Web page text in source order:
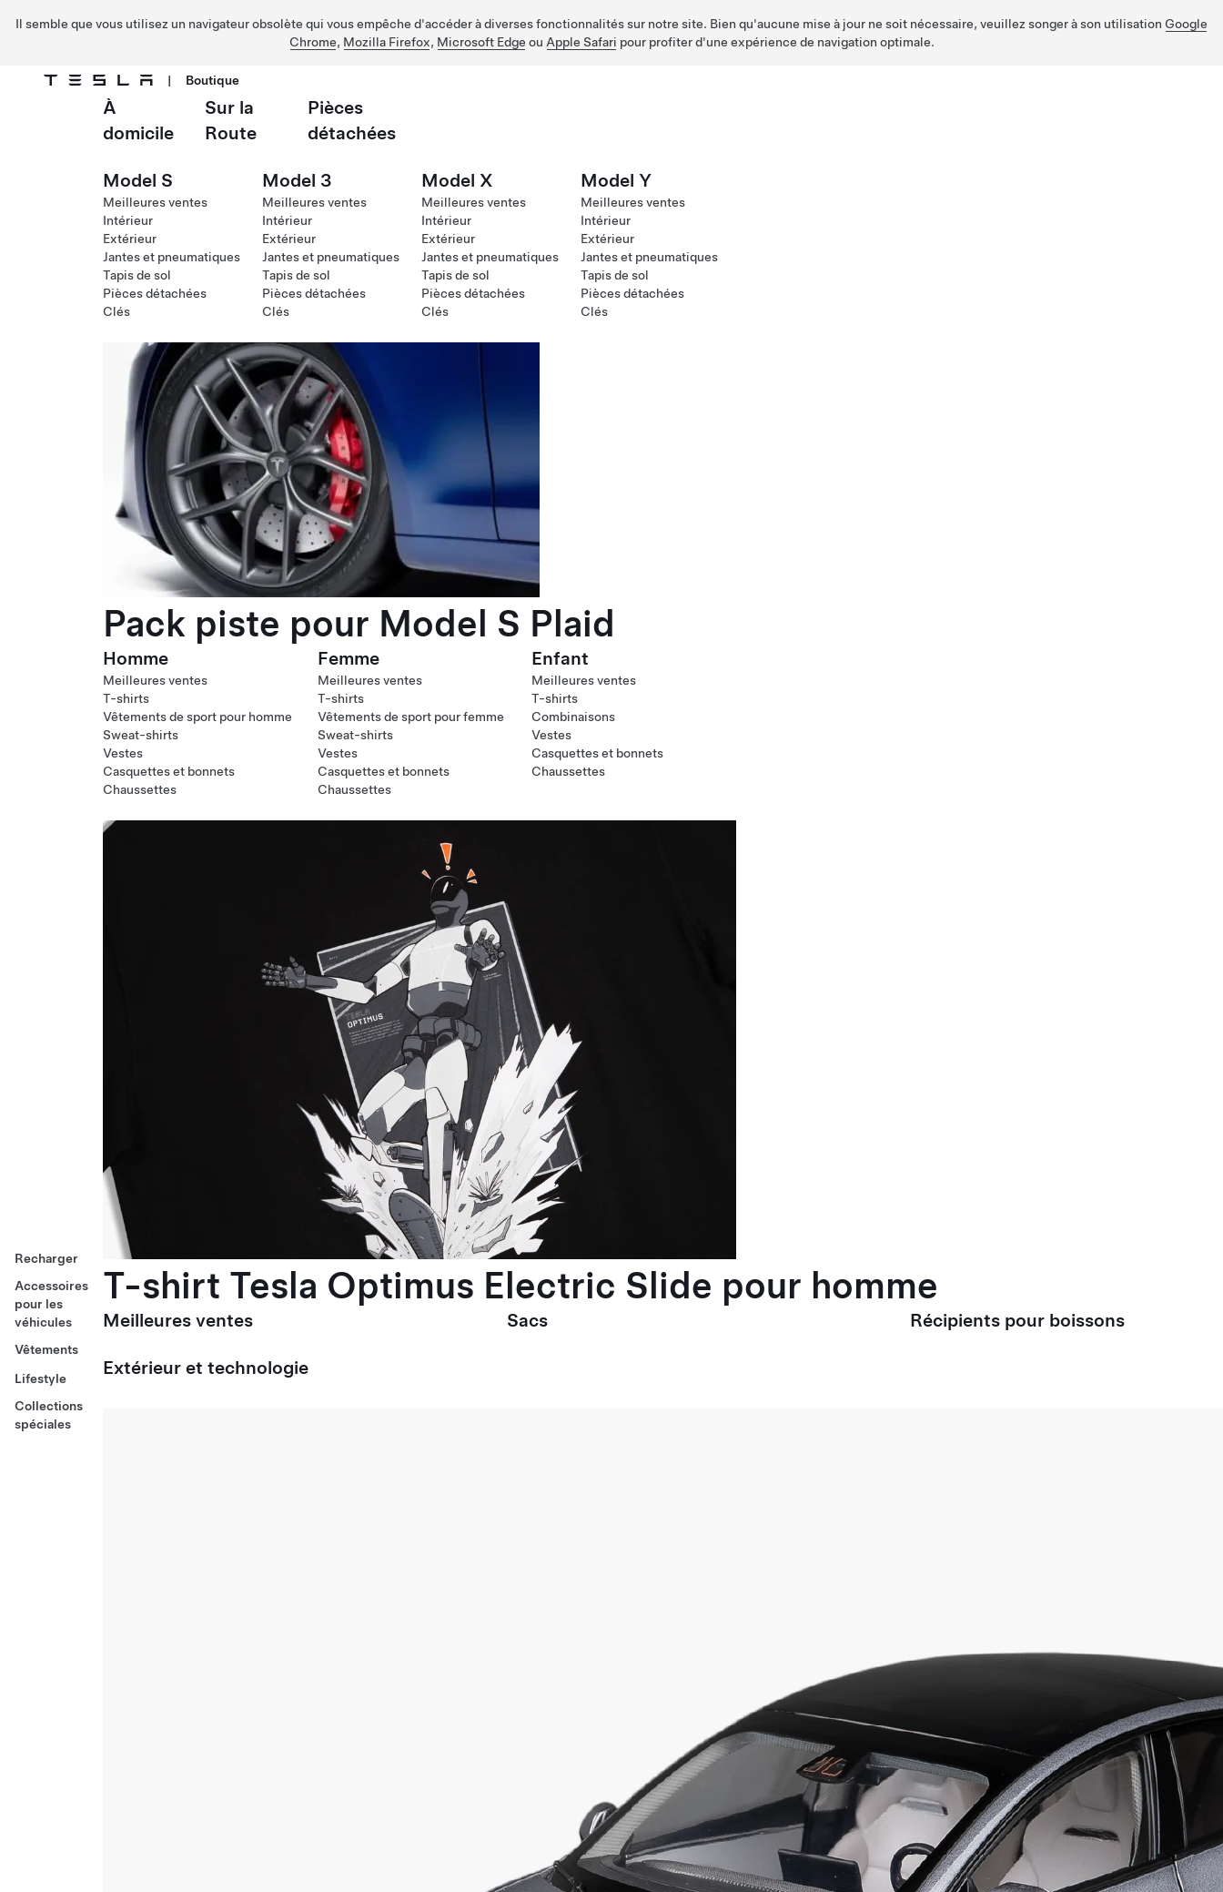
Il semble que vous utilisez un navigateur obsolète qui vous empêche d'accéder à diverses fonctionnalités sur notre site. Bien qu'aucune mise à jour ne soit nécessaire, veuillez songer à son utilisation Google
Chrome, Mozilla Firefox, Microsoft Edge ou Apple Safari pour profiter d'une expérience de navigation optimale.
Passer au contenu principal
| Boutique
Recharger
Accessoires
pour les
véhicules
Vêtements
Lifestyle
Collections
spéciales
À
domicile
Sur la
Route
Pièces
détachées
Model S
Meilleures ventes
Intérieur
Extérieur
Jantes et pneumatiques
Tapis de sol
Pièces détachées
Clés
Model 3
Meilleures ventes
Intérieur
Extérieur
Jantes et pneumatiques
Tapis de sol
Pièces détachées
Clés
Model X
Meilleures ventes
Intérieur
Extérieur
Jantes et pneumatiques
Tapis de sol
Pièces détachées
Clés
Model Y
Meilleures ventes
Intérieur
Extérieur
Jantes et pneumatiques
Tapis de sol
Pièces détachées
Clés
Pack piste pour Model S Plaid
Homme
Meilleures ventes
T-shirts
Vêtements de sport pour homme
Sweat-shirts
Vestes
Casquettes et bonnets
Chaussettes
Femme
Meilleures ventes
T-shirts
Vêtements de sport pour femme
Sweat-shirts
Vestes
Casquettes et bonnets
Chaussettes
Enfant
Meilleures ventes
T-shirts
Combinaisons
Vestes
Casquettes et bonnets
Chaussettes
T-shirt Tesla Optimus Electric Slide pour homme
Meilleures ventes Sacs Récipients pour boissons
Extérieur et technologie